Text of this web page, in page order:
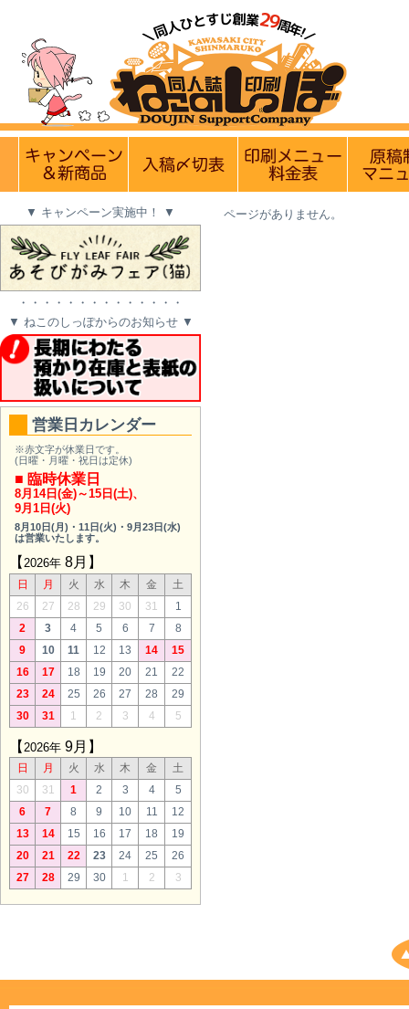
【営業日・休
▼ キャンペーン実施中！ ▼
・・・・・・・・・・・・・・
▼ ねこのしっぽからのお知らせ ▼
営業日カレンダー
※赤文字が休業日です。
(日曜・月曜・祝日は定休)
■ 臨時休業日
8月14日(金)～15日(土)、
9月1日(火)
8月10日(月) ・ 11日(火) ・ 9月23日(水)
は営業いたします。
【 2026年 8月】
日 月 火 水 木 金
土
26
27 28 29 30 31
1
2
3 4 5 6 7
8
9
10 11 12 13 14
15
16
17 18 19 20 21
22
23
24 25 26 27 28
29
30
31 1 2 3 4 5
【 2026年 9月】
日 月 火 水 木 金
土
30
31 1 2 3 4
5
6
7 8 9 10 11
12
13
14 15 16 17 18
19
20
21 22 23 24 25
26
27
28 29 30 1 2 3
ページがありません。